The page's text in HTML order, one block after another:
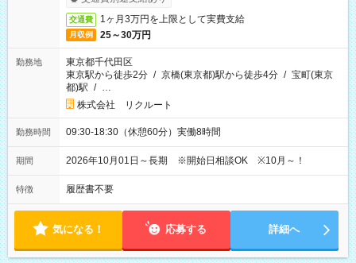
交通費 1ヶ月3万円を上限として実費支給
月収例 25～30万円
勤務地
東京都千代田区
東京駅から徒歩2分 / 京橋(東京都)駅から徒歩4分 / 宝町(東京
都)駅 / …
株式会社 リクルート
勤務時間 09:30-18:30（休憩60分）実働8時間
期間 2026年10月01日～長期 ※開始日相談OK ※10月～！
特徴 履歴書不要
気になる！ 応募する 詳細へ